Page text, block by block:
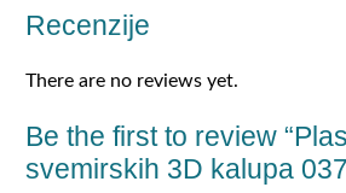
Recenzije
There are no reviews yet.
Be the first to review
svemirskih 3D kalupa